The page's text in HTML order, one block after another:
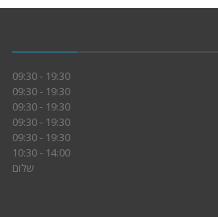
19:30 - 09:30
19:30 - 09:30
19:30 - 09:30
19:30 - 09:30
19:30 - 09:30
14:00 - 10:30
שלום